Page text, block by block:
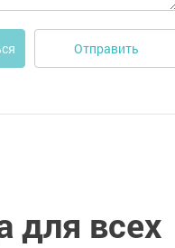
Отправить
для всех